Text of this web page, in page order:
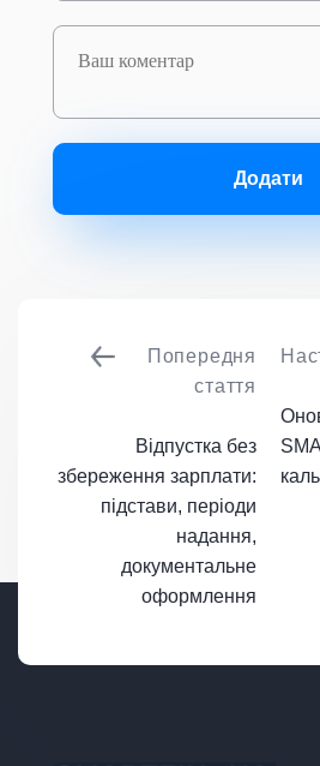
Додати
Попередня
стаття
Відпустка без
збереження зарплати:
підстави, періоди
надання,
документальне
оформлення